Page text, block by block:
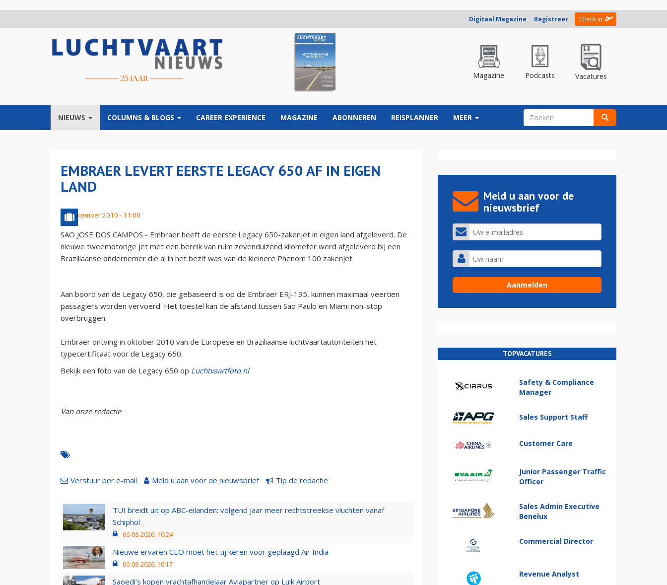
Digitaal Magazine Registreer Check in
Magazine Podcasts Vacatures
NIEUWS COLUMNS & BLOGS CAREER EXPERIENCE MAGAZINE ABONNEREN REISPLANNER MEER ZOEKVELD
EMBRAER LEVERT EERSTE LEGACY 650 AF IN EIGEN
LAND
25 december 2010 - 11:00
SAO JOSE DOS CAMPOS - Embraer heeft de eerste Legacy 650-zakenjet in eigen land afgeleverd. De
nieuwe tweemotorige jet met een bereik van ruim zevenduizend kilometer werd afgeleverd bij een
Braziliaanse ondernemer die al in het bezit was van de kleinere Phenom 100 zakenjet.
Aan boord van de Legacy 650, die gebaseerd is op de Embraer ERJ-135, kunnen maximaal veertien
passagiers worden vervoerd. Het toestel kan de afstand tussen Sao Paulo en Miami non-stop
overbruggen.
Embraer ontving in oktober 2010 van de Europese en Braziliaanse luchtvaartautoriteiten het
typecertificaat voor de Legacy 650.
Bekijk een foto van de Legacy 650 op Luchtvaartfoto.nl
Van onze redactie
Verstuur per e-mail Meld u aan voor de nieuwsbrief Tip de redactie
TUI breidt uit op ABC-eilanden: volgend jaar meer rechtstreekse vluchten vanaf
Schiphol
06-08-2026, 10:24
Nieuwe ervaren CEO moet het tij keren voor geplaagd Air India
06-08-2026, 10:17
Saoedi’s kopen vrachtafhandelaar Aviapartner op Luik Airport
Meld u aan voor de
nieuwsbrief
TOPVACATURES
Safety & Compliance
Manager
Sales Support Staff
Customer Care
Junior Passenger Traffic
Officer
Sales Admin Executive
Benelux
Commercial Director
Revenue Analyst